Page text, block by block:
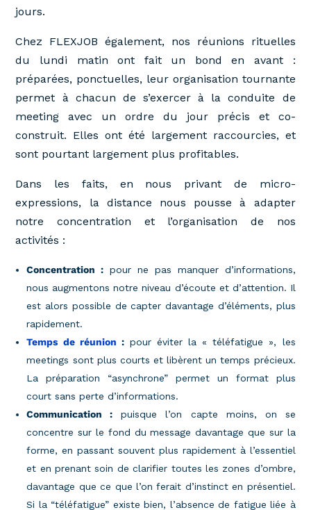
jours.
Chez FLEXJOB également, nos réunions rituelles
du lundi matin ont fait un bond en avant :
préparées, ponctuelles, leur organisation tournante
permet à chacun de s’exercer à la conduite de
meeting avec un ordre du jour précis et co-
construit. Elles ont été largement raccourcies, et
sont pourtant largement plus profitables.
Dans les faits, en nous privant de micro-
expressions, la distance nous pousse à adapter
notre concentration et l’organisation de nos
activités :
Concentration : pour ne pas manquer d’informations,
nous augmentons notre niveau d’écoute et d’attention. Il
est alors possible de capter davantage d’éléments, plus
rapidement.
Temps de réunion :pour éviter la « téléfatigue », les
meetings sont plus courts et libèrent un temps précieux.
La préparation “asynchrone” permet un format plus
court sans perte d’informations.
Communication : puisque l’on capte moins, on se
concentre sur le fond du message davantage que sur la
forme, en passant souvent plus rapidement à l’essentiel
et en prenant soin de clarifier toutes les zones d’ombre,
davantage que ce que l’on ferait d’instinct en présentiel.
Si la “téléfatigue” existe bien, l’absence de fatigue liée à